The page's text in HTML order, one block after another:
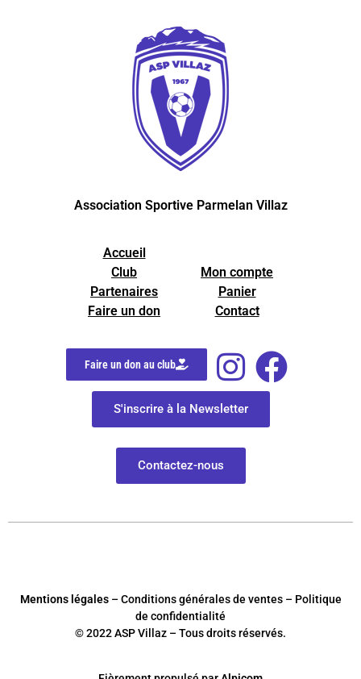
Association Sportive Parmelan Villaz
Accueil
Club
Partenaires
Faire un don
Mon compte
Panier
Contact
Faire un don au club
S'inscrire à la Newsletter
Contactez-nous
Mentions légales– Conditions générales de ventes – Politique
de confidentialité
© 2022 ASP Villaz – Tous droits réservés.